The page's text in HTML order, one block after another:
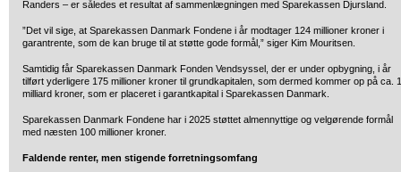
Randers – er således et resultat af sammenlægningen med Sparekassen Djursland.
”Det vil sige, at Sparekassen Danmark Fondene i år modtager 124 millioner kroner i
garantrente, som de kan bruge til at støtte gode formål,” siger Kim Mouritsen.
Samtidig får Sparekassen Danmark Fonden Vendsyssel, der er under opbygning, i år
tilført yderligere 175 millioner kroner til grundkapitalen, som dermed kommer op på ca. 1
milliard kroner, som er placeret i garantkapital i Sparekassen Danmark.
Sparekassen Danmark Fondene har i 2025 støttet almennyttige og velgørende formål
med næsten 100 millioner kroner.
Faldende renter, men stigende forretningsomfang